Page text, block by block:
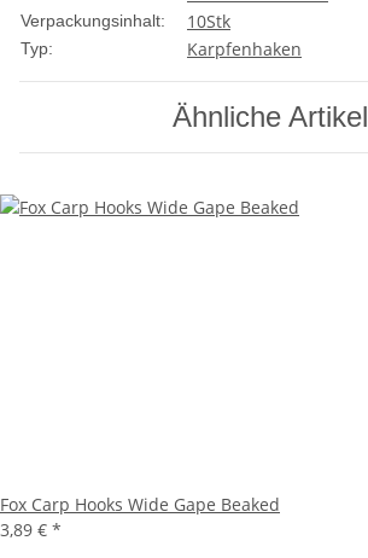
Verpackungsinhalt: 10Stk
Typ: Karpfenhaken
Ähnliche Artikel
Fox Carp Hooks Wide Gape Beaked
3,89 € *